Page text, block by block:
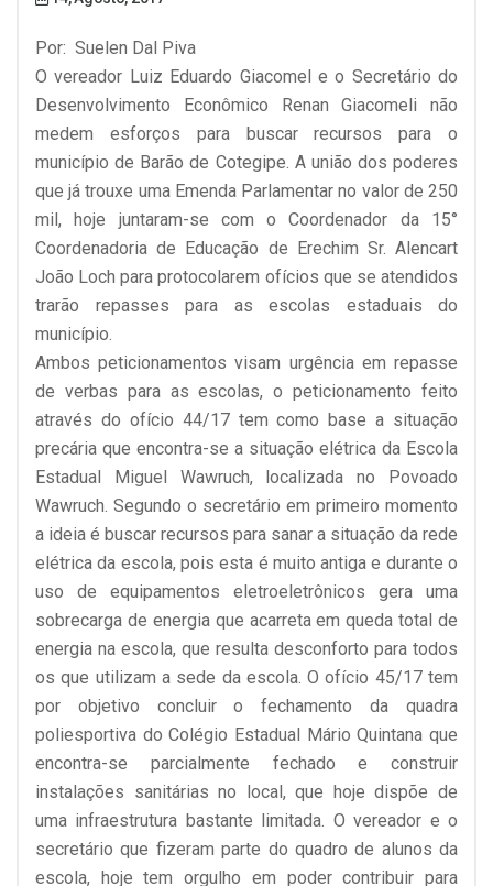
Por: Suelen Dal Piva
O vereador Luiz Eduardo Giacomel e o Secretário do
Desenvolvimento Econômico Renan Giacomeli não
medem esforços para buscar recursos para o
município de Barão de Cotegipe. A união dos poderes
que já trouxe uma Emenda Parlamentar no valor de 250
mil, hoje juntaram-se com o Coordenador da 15°
Coordenadoria de Educação de Erechim Sr. Alencart
João Loch para protocolarem ofícios que se atendidos
trarão repasses para as escolas estaduais do
município.
Ambos peticionamentos visam urgência em repasse
de verbas para as escolas, o peticionamento feito
através do ofício 44/17 tem como base a situação
precária que encontra-se a situação elétrica da Escola
Estadual Miguel Wawruch, localizada no Povoado
Wawruch. Segundo o secretário em primeiro momento
a ideia é buscar recursos para sanar a situação da rede
elétrica da escola, pois esta é muito antiga e durante o
uso de equipamentos eletroeletrônicos gera uma
sobrecarga de energia que acarreta em queda total de
energia na escola, que resulta desconforto para todos
os que utilizam a sede da escola. O ofício 45/17 tem
por objetivo concluir o fechamento da quadra
poliesportiva do Colégio Estadual Mário Quintana que
encontra-se parcialmente fechado e construir
instalações sanitárias no local, que hoje dispõe de
uma infraestrutura bastante limitada. O vereador e o
secretário que fizeram parte do quadro de alunos da
escola, hoje tem orgulho em poder contribuir para